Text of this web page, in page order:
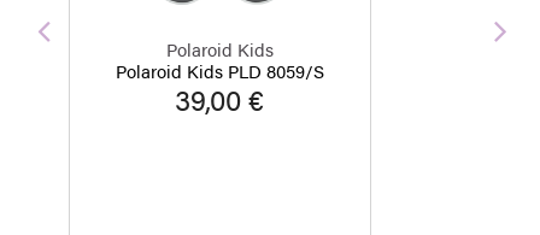
Polaroid Kids
Polaroid Kids PLD 8059/S
39,00 €
Edellinen